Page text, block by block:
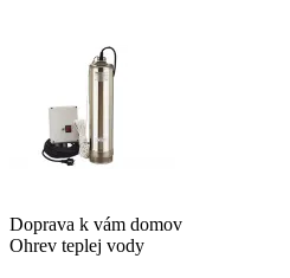
Doprava k vám domov
Ohrev teplej vody